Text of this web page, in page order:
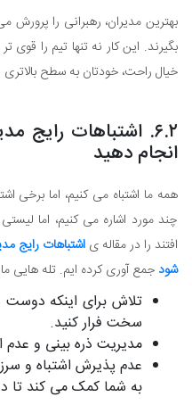
بهترین مدیران، رهبرانی را پرورش
بگیرند. این کار نه تنها تیم را قوی
خیال راحت، خودتان به سطح بالاتری
۶.۲. اشتباهات رایج
انجام دهید
همه ما اشتباه می کنیم، اما برخی
چند مورد اشاره می کنیم، اما
افتند را در مقاله ی اشتباهات رایج
شود جمع آوری کرده ایم. تله هایی
تلاش برای اینکه
سخت فرار کنید.
مدیریت ذره بینی و عدم
عدم پذیرش اشتباه و
به شما کمک می کند تا